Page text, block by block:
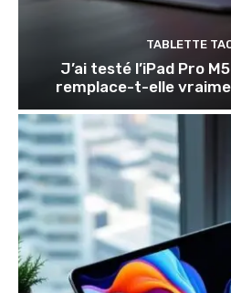
TABLETTE
J’ai testé l’iPad Pro
remplace-t-elle